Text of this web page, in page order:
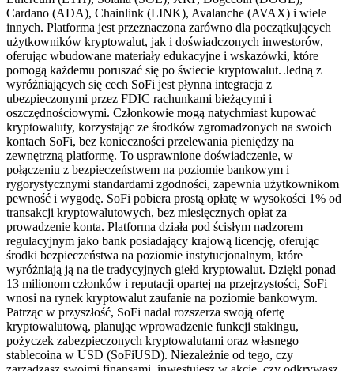
Cardano (ADA), Chainlink (LINK), Avalanche (AVAX) i wiele
innych. Platforma jest przeznaczona zarówno dla początkujących
użytkowników kryptowalut, jak i doświadczonych inwestorów,
oferując wbudowane materiały edukacyjne i wskazówki, które
pomogą każdemu poruszać się po świecie kryptowalut. Jedną z
wyróżniających się cech SoFi jest płynna integracja z
ubezpieczonymi przez FDIC rachunkami bieżącymi i
oszczędnościowymi. Członkowie mogą natychmiast kupować
kryptowaluty, korzystając ze środków zgromadzonych na swoich
kontach SoFi, bez konieczności przelewania pieniędzy na
zewnętrzną platformę. To usprawnione doświadczenie, w
połączeniu z bezpieczeństwem na poziomie bankowym i
rygorystycznymi standardami zgodności, zapewnia użytkownikom
pewność i wygodę. SoFi pobiera prostą opłatę w wysokości 1% od
transakcji kryptowalutowych, bez miesięcznych opłat za
prowadzenie konta. Platforma działa pod ścisłym nadzorem
regulacyjnym jako bank posiadający krajową licencję, oferując
środki bezpieczeństwa na poziomie instytucjonalnym, które
wyróżniają ją na tle tradycyjnych giełd kryptowalut. Dzięki ponad
13 milionom członków i reputacji opartej na przejrzystości, SoFi
wnosi na rynek kryptowalut zaufanie na poziomie bankowym.
Patrząc w przyszłość, SoFi nadal rozszerza swoją ofertę
kryptowalutową, planując wprowadzenie funkcji stakingu,
pożyczek zabezpieczonych kryptowalutami oraz własnego
stablecoina w USD (SoFiUSD). Niezależnie od tego, czy